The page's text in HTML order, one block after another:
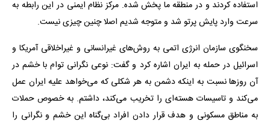
استفاده کردند و در منطقه ما پخش شده. مرکز نظام ایمنی در این رابطه به
سرعت وارد پایش پرتو شد و متوجه شدیم اصلا چنین چیزی نیست.
سخنگوی سازمان انرژی اتمی به روش‌های غیرانسانی و غیراخلاقی آمریکا و
اسرائیل در حمله به ایران اشاره کرد و گفت: نوعی نگرانی توام با خشم در
آن روزها نسبت به اینکه دشمن به هر شکلی که می‌خواهد علیه ایران عمل
می‌کند و تاسیسات هسته‌ای را تخریب می‌کند، داشتم. به خصوص حملات
به مناطق مسکونی و هدف قرار دادن افراد بی‌گناه این خشم و نگرانی را